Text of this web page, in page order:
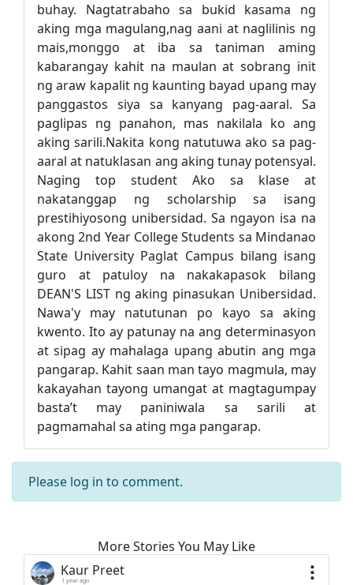
buhay. Nagtatrabaho sa bukid kasama ng
aking mga magulang,nag aani at naglilinis ng
mais,monggo at iba sa taniman aming
kabarangay kahit na maulan at sobrang init
ng araw kapalit ng kaunting bayad upang may
panggastos siya sa kanyang pag-aaral. Sa
paglipas ng panahon, mas nakilala ko ang
aking sarili.Nakita kong natutuwa ako sa pag-
aaral at natuklasan ang aking tunay potensyal.
Naging top student Ako sa klase at
nakatanggap ng scholarship sa isang
prestihiyosong unibersidad. Sa ngayon isa na
akong 2nd Year College Students sa Mindanao
State University Paglat Campus bilang isang
guro at patuloy na nakakapasok bilang
DEAN'S LIST ng aking pinasukan Unibersidad.
Nawa'y may natutunan po kayo sa aking
kwento. Ito ay patunay na ang determinasyon
at sipag ay mahalaga upang abutin ang mga
pangarap. Kahit saan man tayo magmula, may
kakayahan tayong umangat at magtagumpay
basta’t may paniniwala sa sarili at
pagmamahal sa ating mga pangarap.
Please log in to comment.
More Stories You May Like
Kaur Preet
1 year ago